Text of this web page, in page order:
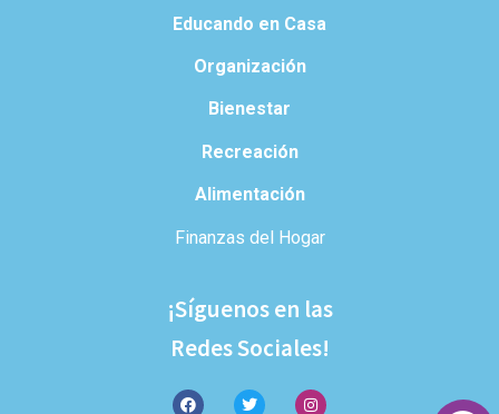
Educando en Casa
Organización
Bienestar
Recreación
Alimentación
Finanzas del Hogar
¡Síguenos en las
Redes Sociales!